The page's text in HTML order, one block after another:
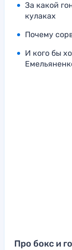
За какой
кулаках
Почему
И кого бы
Про бокс и